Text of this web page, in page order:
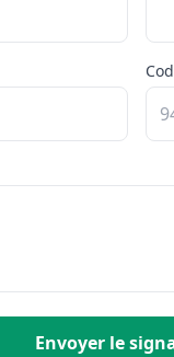
Envoyer le